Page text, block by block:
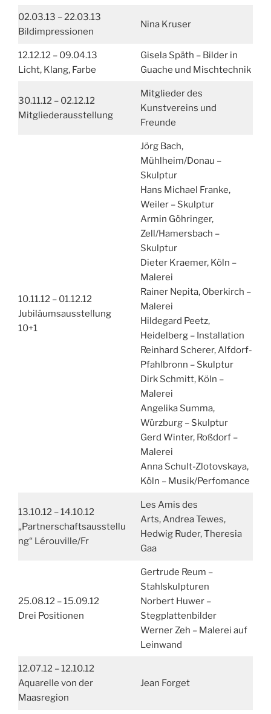
02.03.13 – 22.03.13
Bildimpressionen
Nina Kruser
12.12.12 – 09.04.13
Licht, Klang, Farbe
Gisela Späth – Bilder in
Guache und Mischtechnik
30.11.12 – 02.12.12
Mitgliederausstellung
Mitglieder des
Kunstvereins und
Freunde
10.11.12 – 01.12.12
Jubiläumsausstellung
10+1
Jörg Bach,
Mühlheim/Donau –
Skulptur
Hans Michael Franke,
Weiler – Skulptur
Armin Göhringer,
Zell/Hamersbach –
Skulptur
Dieter Kraemer, Köln –
Malerei
Rainer Nepita, Oberkirch –
Malerei
Hildegard Peetz,
Heidelberg – Installation
Reinhard Scherer, Alfdorf-
Pfahlbronn – Skulptur
Dirk Schmitt, Köln –
Malerei
Angelika Summa,
Würzburg – Skulptur
Gerd Winter, Roßdorf –
Malerei
Anna Schult-Zlotovskaya,
Köln – Musik/Perfomance
13.10.12 – 14.10.12
„Partnerschaftsausstellu
ng“ Lérouville/Fr
Les Amis des
Arts, Andrea Tewes,
Hedwig Ruder, Theresia
Gaa
25.08.12 – 15.09.12
Drei Positionen
Gertrude Reum –
Stahlskulpturen
Norbert Huwer –
Stegplattenbilder
Werner Zeh – Malerei auf
Leinwand
12.07.12 – 12.10.12
Aquarelle von der
Maasregion
Jean Forget